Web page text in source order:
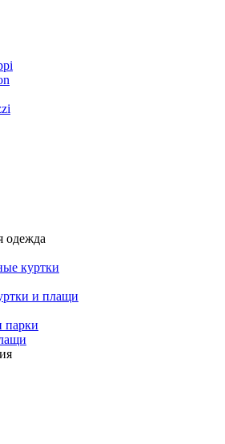
одежда
куртки
и плащи
парки